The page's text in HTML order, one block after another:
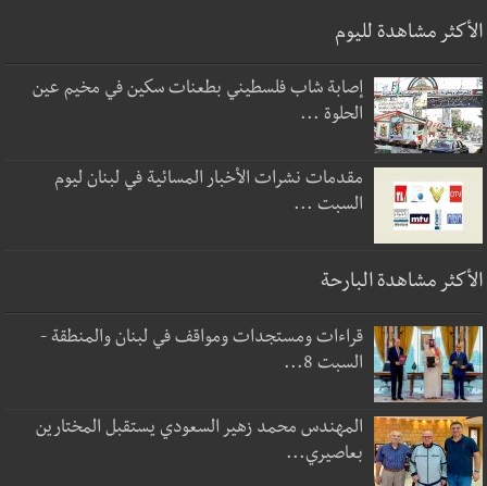
الأكثر مشاهدة لليوم
إصابة شاب فلسطيني بطعنات سكين في مخيم عين
الحلوة ...
مقدمات نشرات الأخبار المسائية في لبنان ليوم
السبت ...
الأكثر مشاهدة البارحة
قراءات ومستجدات ومواقف في لبنان والمنطقة -
السبت 8...
المهندس محمد زهير السعودي يستقبل المختارين
بعاصيري...